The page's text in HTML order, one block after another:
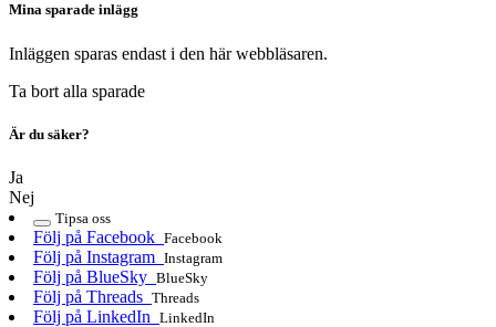
Mina sparade inlägg
Inläggen sparas endast i den här webbläsaren.
Ta bort alla sparade
Är du säker?
Ja
Nej
Tipsa oss
Följ på Facebook Facebook
Följ på Instagram Instagram
Följ på BlueSky BlueSky
Följ på Threads Threads
Följ på LinkedIn LinkedIn